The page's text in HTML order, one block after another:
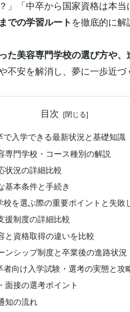
」「中卒から国家資格は本当
での学習ルート を徹底的に解
た美容専門学校の選び方や
不安を解消し、夢に一歩近づ
目次
で入学できる最新状況と基礎知識
専門学校・コース種別の解説
状況の詳細比較
基本条件と手続き
校を選ぶ際の重要ポイントと失敗
援制度の詳細比較
と資格取得の違いを比較
ンシップ制度と卒業後の進路状況
者向け入学試験・選考の実態と攻
面接の選考ポイント
知の流れ